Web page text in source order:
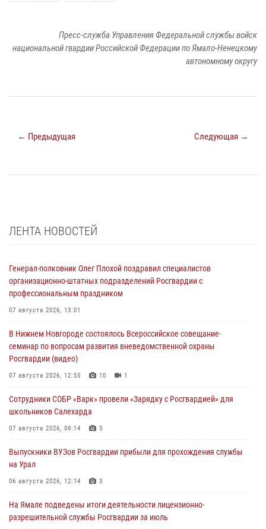
Пресс-служба Управления Федеральной службы войск
национальной гвардии Российской Федерации по Ямало-Ненецкому
автономному округу
← Предыдущая Следующая →
ЛЕНТА НОВОСТЕЙ
Генерал-полковник Олег Плохой поздравил специалистов
организационно-штатных подразделений Росгвардии с
профессиональным праздником
07 августа 2026, 13:01
В Нижнем Новгороде состоялось Всероссийское совещание-
семинар по вопросам развития вневедомственной охраны
Росгвардии (видео)
07 августа 2026, 12:55 10 1
Сотрудники СОБР «Варк» провели «Зарядку с Росгвардией» для
школьников Салехарда
07 августа 2026, 09:14 5
Выпускники ВУЗов Росгвардии прибыли для прохождения службы
на Урал
06 августа 2026, 12:14 3
На Ямале подведены итоги деятельности лицензионно-
разрешительной службы Росгвардии за июль